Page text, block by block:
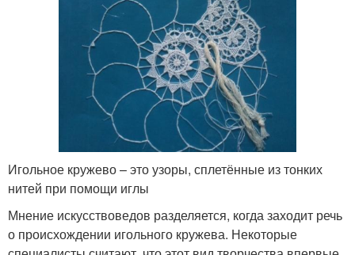
Игольное кружево – это узоры, сплетённые из тонких
нитей при помощи иглы
Мнение искусствоведов разделяется, когда заходит речь
о происхождении игольного кружева. Некоторые